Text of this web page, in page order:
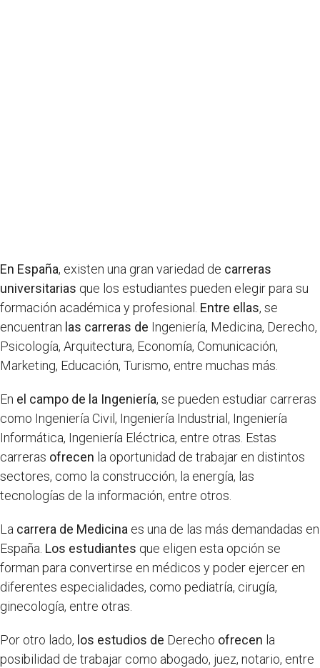
En España, existen una gran variedad de carreras
universitarias que los estudiantes pueden elegir para su
formación académica y profesional. Entre ellas, se
encuentran las carreras de Ingeniería, Medicina, Derecho,
Psicología, Arquitectura, Economía, Comunicación,
Marketing, Educación, Turismo, entre muchas más.
En el campo de la Ingeniería, se pueden estudiar carreras
como Ingeniería Civil, Ingeniería Industrial, Ingeniería
Informática, Ingeniería Eléctrica, entre otras. Estas
carreras ofrecen la oportunidad de trabajar en distintos
sectores, como la construcción, la energía, las
tecnologías de la información, entre otros.
La carrera de Medicina es una de las más demandadas en
España. Los estudiantes que eligen esta opción se
forman para convertirse en médicos y poder ejercer en
diferentes especialidades, como pediatría, cirugía,
ginecología, entre otras.
Por otro lado, los estudios de Derecho ofrecen la
posibilidad de trabajar como abogado, juez, notario, entre